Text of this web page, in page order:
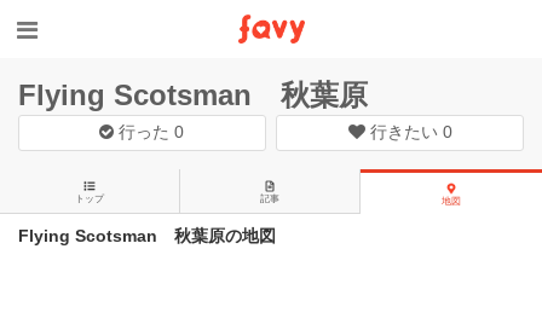
Flying Scotsman 秋葉原
行った0 行きたい 0
トップ 記事 地図
Flying Scotsman 秋葉原の地図